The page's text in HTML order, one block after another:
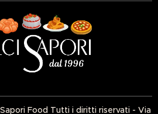
Food Tutti i diritti riservati - Via